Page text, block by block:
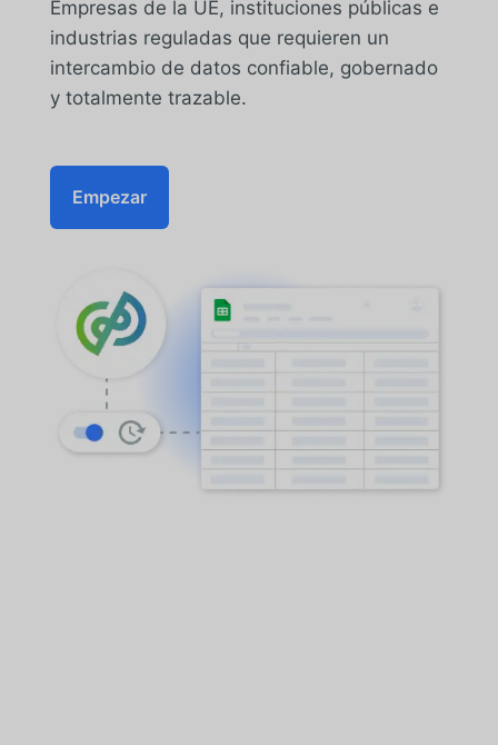
Empresas de la UE, instituciones públicas e
industrias reguladas que requieren un
intercambio de datos confiable, gobernado
y totalmente trazable.
Empezar